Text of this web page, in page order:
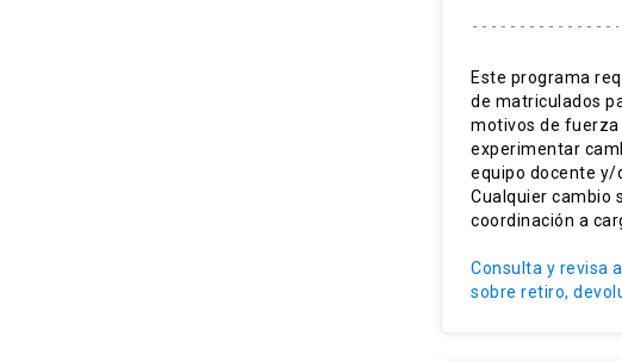
Este programa
de matriculados
motivos de fuerza
experimentar
equipo docente y/
Cualquier cambio
coordinación a
Consulta y revisa
sobre retiro,